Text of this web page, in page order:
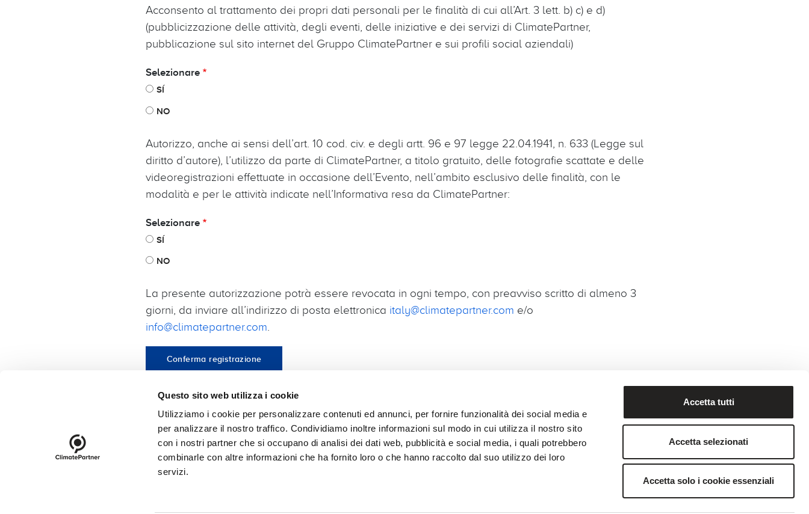
Questo sito web utilizza i cookie
Utilizziamo i cookie per personalizzare contenuti ed annunci, per fornire funzionalità dei social media e
per analizzare il nostro traffico. Condividiamo inoltre informazioni sul modo in cui utilizza il nostro sito
con i nostri partner che si occupano di analisi dei dati web, pubblicità e social media, i quali potrebbero
combinarle con altre informazioni che ha fornito loro o che hanno raccolto dal suo utilizzo dei loro
servizi.
Accetta tutti
Accetta selezionati
Accetta solo i cookie essenziali
Acconsento al trattamento dei propri dati personali per le finalità di cui all’Art. 3 lett. b) c) e d)
(pubblicizzazione delle attività, degli eventi, delle iniziative e dei servizi di ClimatePartner,
pubblicazione sul sito internet del Gruppo ClimatePartner e sui profili social aziendali)
Selezionare
SÍ
NO
Autorizzo, anche ai sensi dell’art. 10 cod. civ. e degli artt. 96 e 97 legge 22.04.1941, n. 633 (Legge sul
diritto d’autore), l’utilizzo da parte di ClimatePartner, a titolo gratuito, delle fotografie scattate e delle
videoregistrazioni effettuate in occasione dell’Evento, nell’ambito esclusivo delle finalità, con le
modalità e per le attività indicate nell’Informativa resa da ClimatePartner:
Selezionare
SÍ
NO
La presente autorizzazione potrà essere revocata in ogni tempo, con preavviso scritto di almeno 3
giorni, da inviare all’indirizzo di posta elettronica italy@climatepartner.com e/o
info@climatepartner.com.
footer-23
Contatti Newsletter Impronta Protezione dei dati CGC Code of conduct
Compliance: speak up
Cookies
Login